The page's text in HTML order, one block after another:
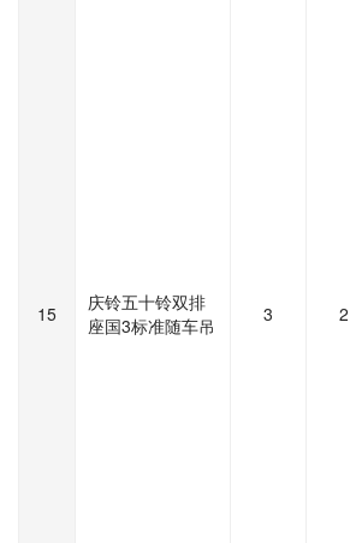
15
庆铃五十铃双排
座国3标准随车吊
3 2